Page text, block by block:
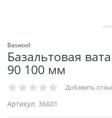
Baswool
Базальтовая
90 100 мм
Добавить
Артикул: 36601